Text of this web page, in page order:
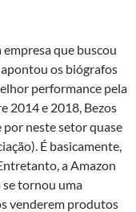
que buscou
os biógrafos
performance pela
2014 e 2018, Bezos
neste setor quase
É basicamente,
a Amazon
tornou uma
venderem produtos